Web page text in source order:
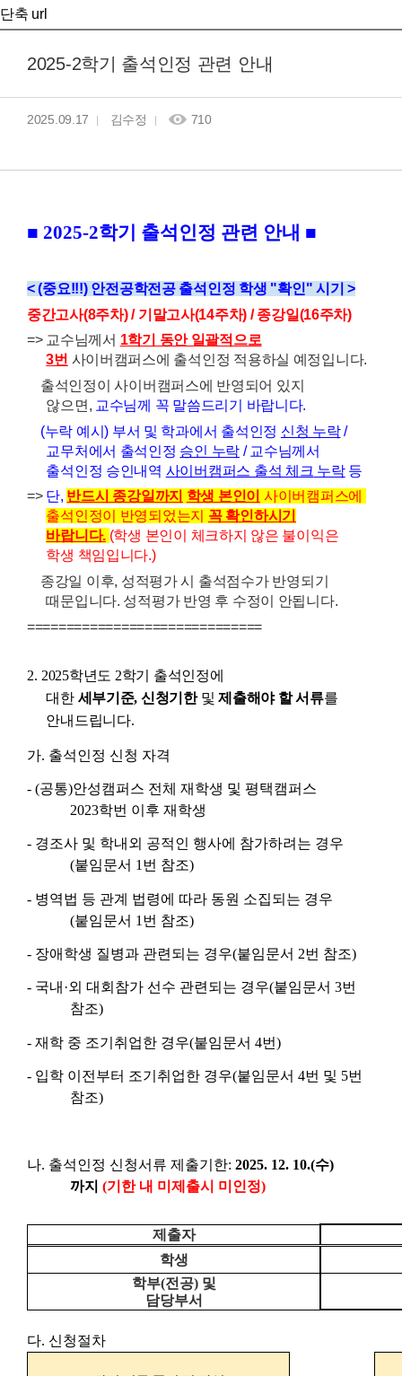
단축 url
2025-2학기 출석인정 관련 안내
2025.09.17 김수정 710
■ 2025-2학기 출석인정 관련 안내 ■
< (중요!!!) 안전공학전공 출석인정 학생 "확인" 시기 >
중간고사(8주차) / 기말고사(14주차) / 종강일(16주차)
=> 교수님께서 1학기 동안 일괄적으로
3번 사이버캠퍼스에 출석인정 적용하실 예정입니다.
출석인정이 사이버캠퍼스에 반영되어 있지
않으면, 교수님께 꼭 말씀드리기 바랍니다.
(누락 예시) 부서 및 학과에서 출석인정 신청 누락/
교무처에서 출석인정 승인 누락 / 교수님께서
출석인정 승인내역 사이버캠퍼스 출석 체크 누락등
=> 단, 반드시 종강일까지 학생 본인이 사이버캠퍼스에
출석인정이 반영되었는지
꼭 확인하시기
바랍니다. (학생 본인이 체크하지 않은 불이익은
학생 책임입니다.)
종강일 이후, 성적평가 시 출석점수가 반영되기
때문입니다. 성적평가 반영 후 수정이 안됩니다.
==============================
2. 2025학년도 2학기 출석인정에
대한 세부기준, 신청기한 및 제출해야 할 서류를
안내드립니다.
가. 출석인정 신청 자격
- (공통)안성캠퍼스 전체 재학생 및 평택캠퍼스
2023학번 이후 재학생
- 경조사 및 학내외 공적인 행사에 참가하려는 경우
(붙임문서 1번 참조)
- 병역법 등 관계 법령에 따라 동원 소집되는 경우
(붙임문서 1번 참조)
- 장애학생 질병과 관련되는 경우(붙임문서 2번 참조)
- 국내·외 대회참가 선수 관련되는 경우(붙임문서 3번
참조)
- 재학 중 조기취업한 경우(붙임문서 4번)
- 입학 이전부터 조기취업한 경우(붙임문서 4번 및 5번
참조)
나. 출석인정 신청서류 제출기한: 2025. 12. 10.(수)
까지 (기한 내 미제출시 미인정)
제출자
학생
학부(전공) 및
담당부서
다. 신청절차